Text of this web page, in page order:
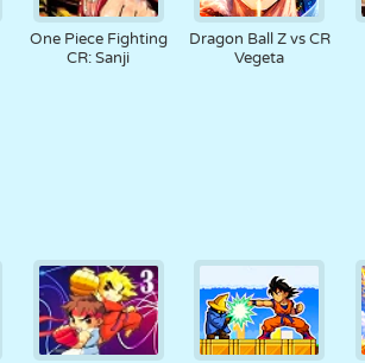
One Piece Fighting
CR: Sanji
Dragon Ball Z vs CR
Vegeta